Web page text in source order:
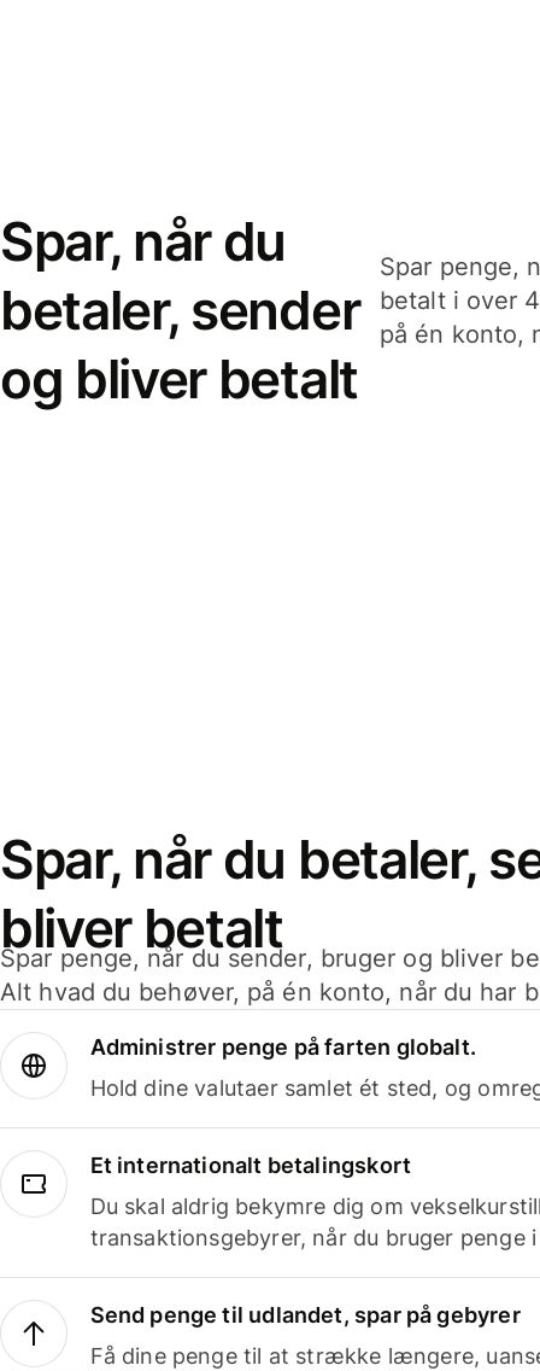
Spar, når du
betaler, sender
og bliver betalt
Spar penge,
betalt i over
på én konto,
Spar, når du betaler,
bliver betalt
Spar penge, når du sender, bruger og bliver
Alt hvad du behøver, på én konto, når du har
Administrer penge på farten globalt.
Hold dine valutaer samlet ét sted, og
Et internationalt betalingskort
Du skal aldrig bekymre dig om
transaktionsgebyrer, når du bruger penge
Send penge til udlandet, spar på gebyrer
Få dine penge til at strække længere,